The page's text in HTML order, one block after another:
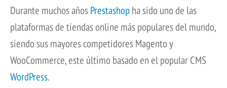
Durante muchos añosPrestashopha sido uno de las
plataformas de tiendas online más populares del mundo,
siendo sus mayores competidores Magento y
WooCommerce, este último basado en el popular CMS
WordPress.